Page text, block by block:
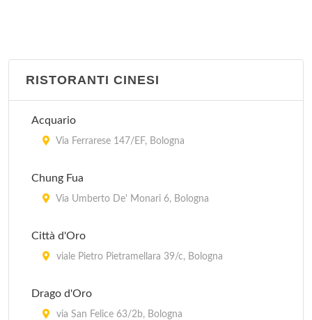
RISTORANTI CINESI
Acquario
Via Ferrarese 147/EF, Bologna
Chung Fua
Via Umberto De' Monari 6, Bologna
Città d'Oro
viale Pietro Pietramellara 39/c, Bologna
Drago d'Oro
via San Felice 63/2b, Bologna